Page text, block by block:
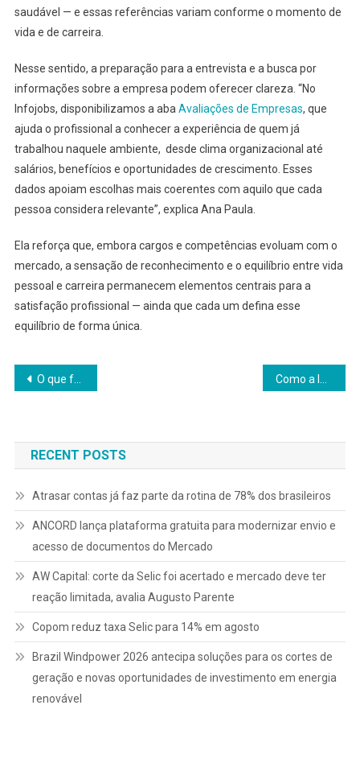
saudável — e essas referências variam conforme o momento de
vida e de carreira.
Nesse sentido, a preparação para a entrevista e a busca por
informações sobre a empresa podem oferecer clareza. “No
Infojobs, disponibilizamos a aba Avaliações de Empresas, que
ajuda o profissional a conhecer a experiência de quem já
trabalhou naquele ambiente, desde clima organizacional até
salários, benefícios e oportunidades de crescimento. Esses
dados apoiam escolhas mais coerentes com aquilo que cada
pessoa considera relevante”, explica Ana Paula.
Ela reforça que, embora cargos e competências evoluam com o
mercado, a sensação de reconhecimento e o equilíbrio entre vida
pessoal e carreira permanecem elementos centrais para a
satisfação profissional — ainda que cada um defina esse
equilíbrio de forma única.
Navegação
Post
O que faz um recrutador clicar no seu currículo em 2026
RECENT POSTS
Atrasar contas já faz parte da rotina de 78% dos brasileiros
ANCORD lança plataforma gratuita para modernizar envio e
acesso de documentos do Mercado
AW Capital: corte da Selic foi acertado e mercado deve ter
reação limitada, avalia Augusto Parente
Copom reduz taxa Selic para 14% em agosto
Brazil Windpower 2026 antecipa soluções para os cortes de
geração e novas oportunidades de investimento em energia
renovável